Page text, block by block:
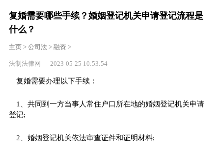
复婚需要哪些手续？婚姻登记机关申请登记流程是
什么？
主页> 公司法> 融资 >
法制法律网 2023-05-25 10:53:54
复婚需要办理以下手续：
1、共同到一方当事人常住户口所在地的婚姻登记机关申请
登记;
2、婚姻登记机关依法审查证件和证明材料;